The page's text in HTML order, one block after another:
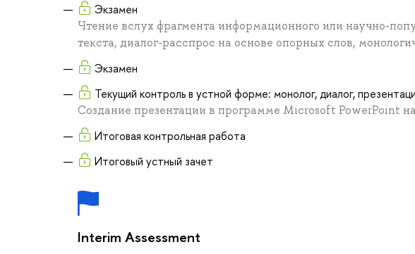
Экзамен
Чтение вслух фрагмента информационного или научно-
текста, диалог-расспрос на основе опорных слов,
Экзамен
Текущий контроль в устной форме: монолог, диалог,
Создание презентации в программе Microsoft PowerPoint
Итоговая контрольная работа
Итоговый устный зачет
Interim Assessment